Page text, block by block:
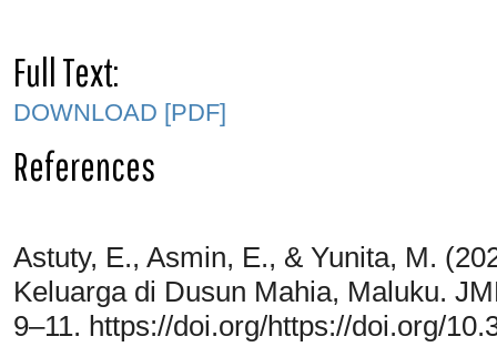
Full Text:
DOWNLOAD [PDF]
References
Astuty, E., Asmin, E., & Yunita, M.
Keluarga di Dusun Mahia, Maluku.
9–11. https://doi.org/https://doi.org/